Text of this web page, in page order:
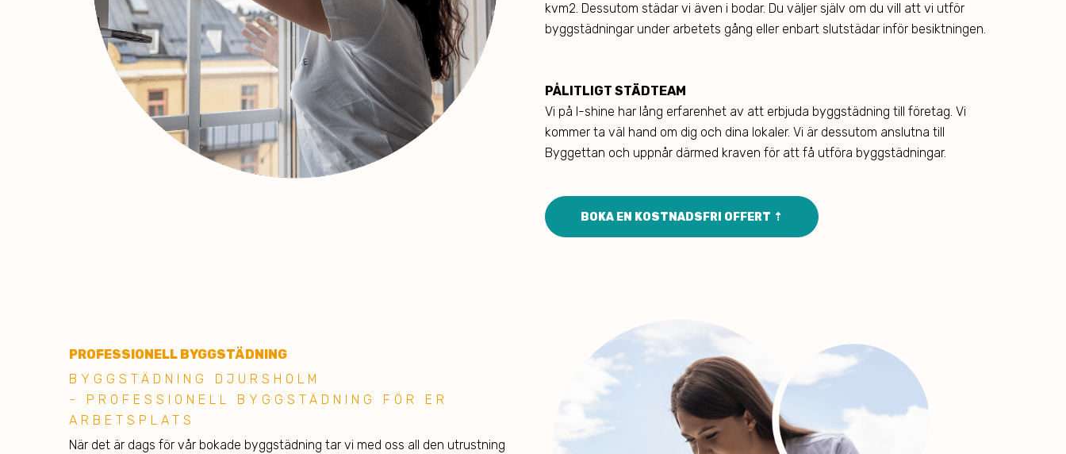
kvm2. Dessutom städar vi även i bodar. Du väljer själv om du vill att vi utför
byggstädningar under arbetets gång eller enbart slutstädar inför besiktningen.
PÅLITLIGT STÄDTEAM
Vi på I-shine har lång erfarenhet av att erbjuda byggstädning till företag. Vi
kommer ta väl hand om dig och dina lokaler. Vi är dessutom anslutna till
Byggettan och uppnår därmed kraven för att få utföra byggstädningar.
BOKA EN KOSTNADSFRI OFFERT ⇡
PROFESSIONELL BYGGSTÄDNING
BYGGSTÄDNING DJURSHOLM
- PROFESSIONELL BYGGSTÄDNING FÖR ER
ARBETSPLATS
När det är dags för vår bokade byggstädning tar vi med oss all den utrustning